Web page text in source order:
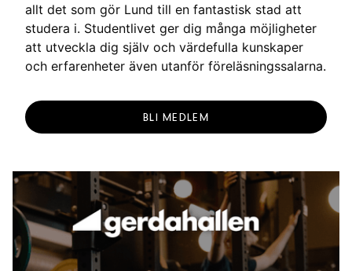
allt det som gör Lund till en fantastisk stad att
studera i. Studentlivet ger dig många möjligheter
att utveckla dig själv och värdefulla kunskaper
och erfarenheter även utanför föreläsningssalarna.
BLI MEDLEM